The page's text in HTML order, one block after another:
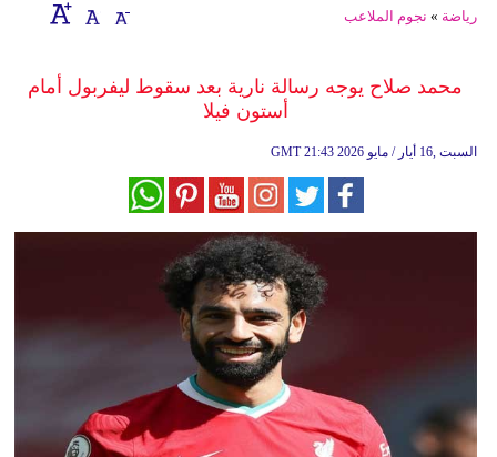
إقتصاد
وموسيقى
ديكور
إعلام
رياضة » نجوم الملاعب
محمد صلاح يوجه رسالة نارية بعد سقوط ليفربول أمام
أستون فيلا
GMT 21:43 2026 السبت ,16 أيار / مايو